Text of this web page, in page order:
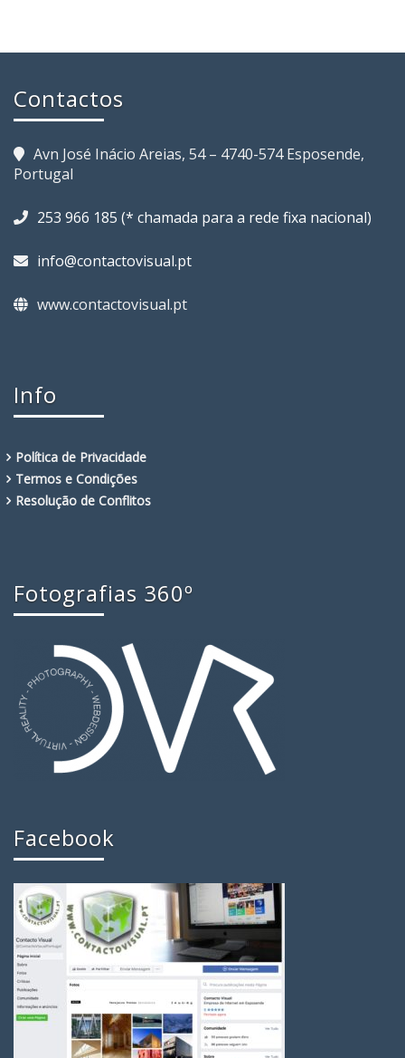
Contactos
Avn José Inácio Areias, 54 – 4740-574 Esposende,
Portugal
253 966 185 (* chamada para a rede fixa nacional)
info@contactovisual.pt
www.contactovisual.pt
Info
Política de Privacidade
Termos e Condições
Resolução de Conflitos
Fotografias 360º
Facebook